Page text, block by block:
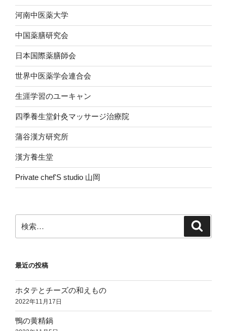
河南中医薬大学
中国薬膳研究会
日本国際薬膳師会
世界中医薬学会連合会
生涯学習のユーキャン
四季養生堂針灸マッサージ治療院
蒲谷漢方研究所
漢方養生堂
Private chef'S studio 山岡
索:
最近の投稿
ホタテとチーズの和えもの
2022年11月17日
鴨の黄精鍋